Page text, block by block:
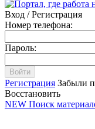
Вход / Регистрация
Номер телефона:
Пароль:
Войти
Регистрация Забыли
Восстановить
NEW Поиск